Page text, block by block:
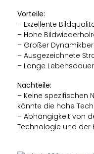
Vorteile:
– Exzellente
– Hohe
– Großer
– Ausgezeichnete
– Lange Lebensdauer
Nachteile:
– Keine spezifischen
könnte die hohe
– Abhängigkeit von
Technologie und der